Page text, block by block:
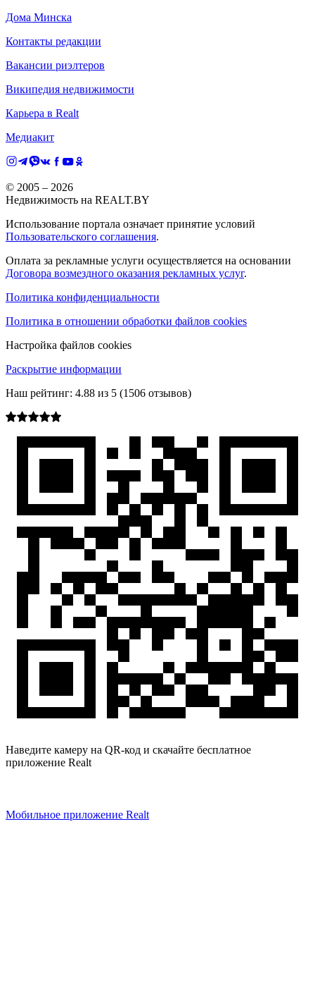
Дома Минска
Контакты редакции
Вакансии риэлтеров
Википедия недвижимости
Карьера в Realt
Медиакит
© 2005 – 2026
Недвижимость на REALT.BY
Использование портала означает принятие условий
Пользовательского соглашения.
Оплата за рекламные услуги осуществляется на основании
Договора возмездного оказания рекламных услуг.
Политика конфиденциальности
Политика в отношении обработки файлов cookies
Настройка файлов cookies
Раскрытие информации
Наш рейтинг: 4.88 из 5 (1506 отзывов)
Наведите камеру на QR-код и скачайте бесплатное
приложение Realt
Мобильное приложение Realt